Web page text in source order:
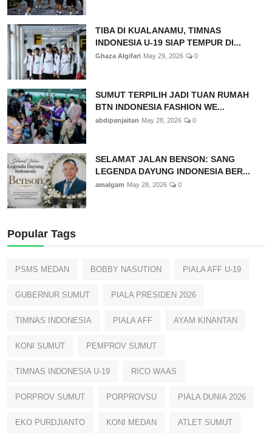
TIBA DI KUALANAMU, TIMNAS
INDONESIA U-19 SIAP TEMPUR DI...
Ghaza Algifari May 29, 2026 0
SUMUT TERPILIH JADI TUAN RUMAH
BTN INDONESIA FASHION WE...
abdipanjaitan May 28, 2026 0
SELAMAT JALAN BENSON: SANG
LEGENDA DAYUNG INDONESIA BER...
amalgam May 28, 2026 0
Popular Tags
PSMS MEDAN BOBBY NASUTION PIALA AFF U-19
GUBERNUR SUMUT PIALA PRESIDEN 2026
TIMNAS INDONESIA PIALA AFF AYAM KINANTAN
KONI SUMUT PEMPROV SUMUT
TIMNAS INDONESIA U-19 RICO WAAS
PORPROV SUMUT PORPROVSU PIALA DUNIA 2026
EKO PURDJIANTO KONI MEDAN ATLET SUMUT